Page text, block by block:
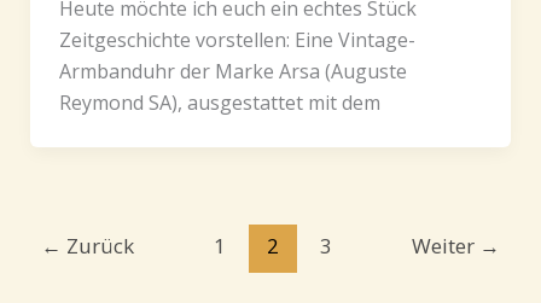
Heute möchte ich euch ein echtes Stück
Zeitgeschichte vorstellen: Eine Vintage-
Armbanduhr der Marke Arsa (Auguste
Reymond SA), ausgestattet mit dem
← Zurück 1 2 3 Weiter →